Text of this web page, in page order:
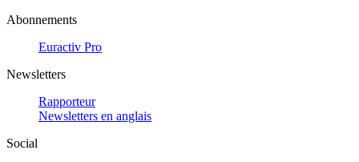
Abonnements
Euractiv Pro
Newsletters
Rapporteur
Newsletters en anglais
Social